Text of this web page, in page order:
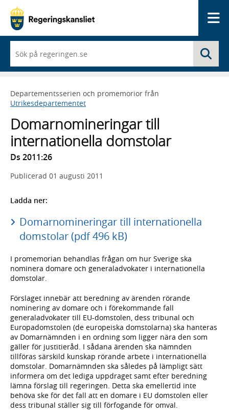
du
börjar
skriva
framträder
en
med
sökförslag
Departementsserien och promemorior från
Utrikesdepartementet
Domarnomineringar till
internationella domstolar
Ds 2011:26
Publicerad 01 augusti 2011
Ladda ner:
Domarnomineringar till internationella
domstolar (pdf 496 kB)
I promemorian behandlas frågan om hur Sverige ska
nominera domare och generaladvokater i internationella
domstolar.
Förslaget innebär att beredning av ärenden rörande
nominering av domare och i förekommande fall
generaladvokater till EU-domstolen, dess tribunal och
Europadomstolen (de europeiska domstolarna) ska hanteras
av Domarnämnden i en ordning som ligger nära den som
gäller för justitieråd. I sådana ärenden ska nämnden
tillföras särskild kunskap rörande arbete i internationella
domstolar. Domarnämnden ska således på lämpligt sätt
informera om det lediga uppdraget samt efter beredning
lämna förslag till regeringen. Detta ska emellertid inte
behöva ske för det fall att en domare i EU domstolen eller
dess tribunal ställer sig till förfogande för omval.